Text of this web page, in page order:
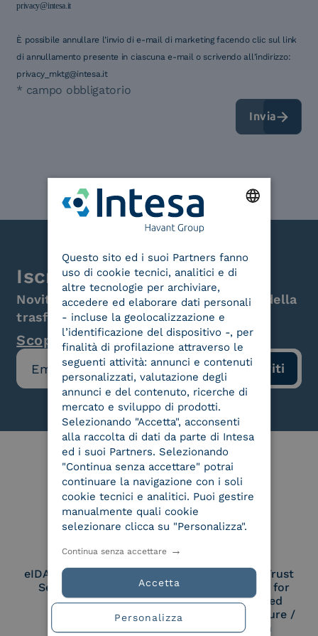
privacy@intesa.it
È possibile annullare l’invio di e-mail di marketing facendo clic sul link
di annullamento presente in ciascuna e-mail o scrivendo all’indirizzo:
privacy_mktg@intesa.it
* campo obbligatorio
Iscriviti alla newsletter
Novità, iniziative ed eventi dal mondo della
trasformazione digitale.
Scopri InNews
Le nostre certificazioni
eIDAS Qualified Trust
Service Provider
eIDAS Qualified Trust
Service Provider for
Remote Qualified
Electronic Signature /
Seal Creation
ITALIAN
Questo sito ed i suoi Partners fanno
uso di cookie tecnici, analitici e di
altre tecnologie per archiviare,
accedere ed elaborare dati personali
- incluse la geolocalizzazione e
l’identificazione del dispositivo -, per
finalità di profilazione attraverso le
seguenti attività: annunci e contenuti
personalizzati, valutazione degli
annunci e del contenuto, ricerche di
mercato e sviluppo di prodotti.
Selezionando "Accetta", acconsenti
alla raccolta di dati da parte di Intesa
ed i suoi Partners. Selezionando
"Continua senza accettare" potrai
continuare la navigazione con i soli
cookie tecnici e analitici. Puoi gestire
manualmente quali cookie
selezionare clicca su "Personalizza".
Accetta
Continua senza accettare
Personalizza